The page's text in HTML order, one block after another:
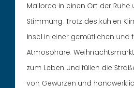
Mallorca in einen Ort der Ruhe
Stimmung. Trotz des kühlen
Insel in einer gemütlichen und
Atmosphäre.
zum Leben und füllen die
von Gewürzen und